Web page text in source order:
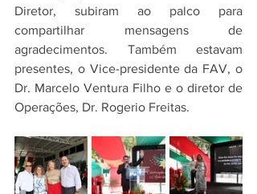
Diretor, subiram ao palco para
compartilhar mensagens de
agradecimentos. Também estavam
presentes, o Vice-presidente da FAV, o
Dr. Marcelo Ventura Filho e o diretor de
Operações, Dr. Rogerio Freitas.